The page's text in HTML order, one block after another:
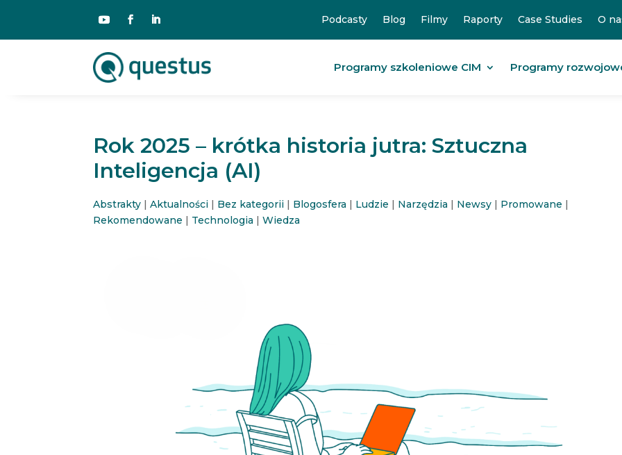
Podcasty Blog Filmy Raporty Case Studies O
Programy szkoleniowe CIM Programy
Rok 2025 – krótka historia jutra: Sztuczna
Inteligencja (AI)
Abstrakty |Aktualności | Bez kategorii | Blogosfera | Ludzie | Narzędzia | Newsy | Promowane |
Rekomendowane | Technologia |Wiedza